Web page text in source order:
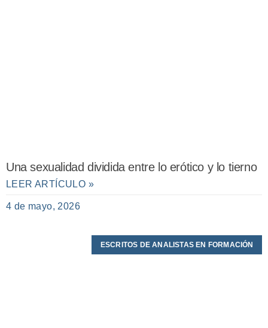
Una sexualidad dividida entre lo erótico y lo tierno
LEER ARTÍCULO »
4 de mayo, 2026
ESCRITOS DE ANALISTAS EN FORMACIÓN